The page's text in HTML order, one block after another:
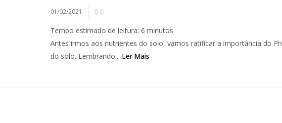
01/02/2021 0
Tempo estimado de leitura: 6 minutos
Antes irmos aos nutrientes do solo, vamos ratificar a importância do Ph
do solo. Lembrando... Ler Mais